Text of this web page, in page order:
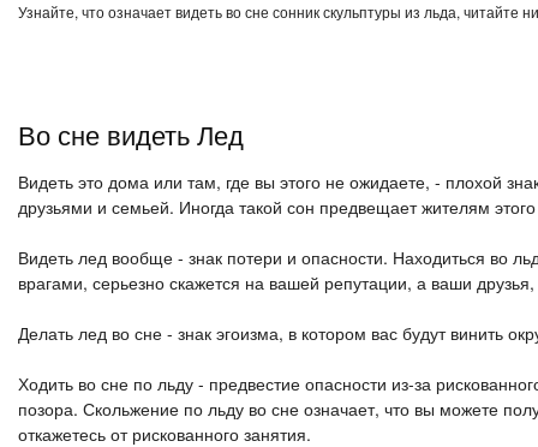
Узнайте, что означает видеть во сне сонник скульптуры из льда, читайте
Во сне видеть Лед
Видеть это дома или там, где вы этого не ожидаете, - плохой
друзьями и семьей. Иногда такой сон предвещает жителям
Видеть лед вообще - знак потери и опасности. Находиться во
врагами, серьезно скажется на вашей репутации, а ваши
Делать лед во сне - знак эгоизма, в котором вас будут винить
Ходить во сне по льду - предвестие опасности из-за
позора. Скольжение по льду во сне означает, что вы можете
откажетесь от рискованного занятия.